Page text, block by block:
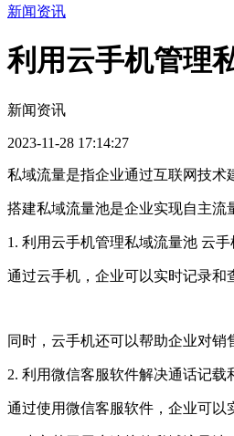
新闻资讯
利用云手机管理
新闻资讯
2023-11-28 17:14:27
私域流量是指企业通过互联网技术
搭建私域流量池是企业实现自主流
1. 利用云手机管理私域流量池 云
通过云手机，企业可以实时记录和
同时，云手机还可以帮助企业对销
2. 利用微信客服软件解决通话记
通过使用微信客服软件，企业可以